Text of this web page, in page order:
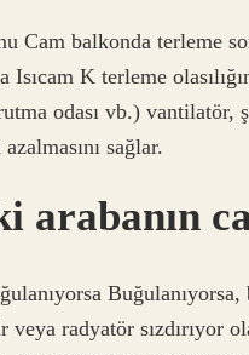
Cam balkonda terleme
K terleme
odası vb.) vantilatör,
sağlar.
arabanın
radyatör sızdırıyor